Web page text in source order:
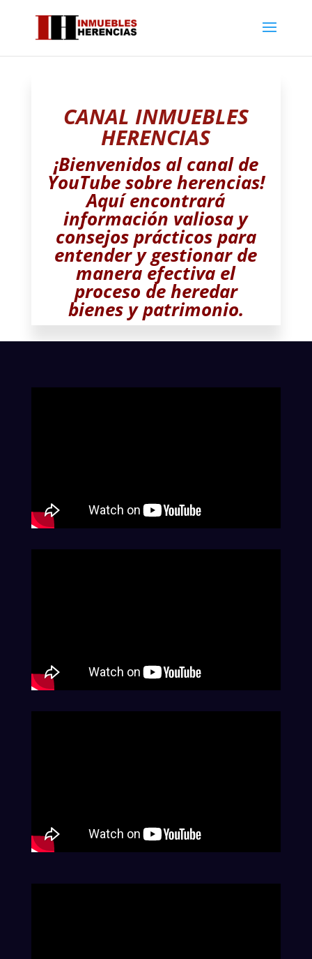
CANAL INMUEBLES
HERENCIAS
¡Bienvenidos al canal de
YouTube sobre herencias!
Aquí encontrará
información valiosa y
consejos prácticos para
entender y gestionar de
manera efectiva el
proceso de heredar
bienes y patrimonio.